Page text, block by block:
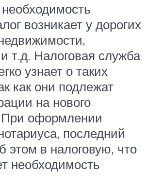
возникает у дорогих
т.д. Налоговая служба
узнает о таких
как они подлежат
на нового
При оформлении
последний
этом в налоговую, что
необходимость